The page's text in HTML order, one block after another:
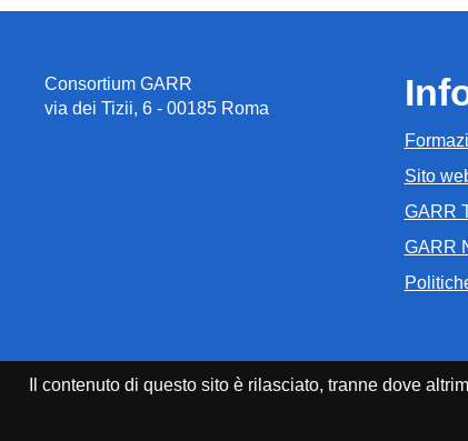
Consortium GARR
via dei Tizii, 6 - 00185 Roma
Sito
GARR
GARR
Il contenuto di questo sito è rilasciato, tranne dove